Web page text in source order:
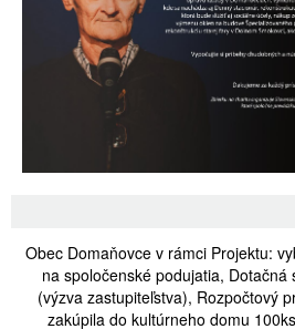
Obec Domaňovce v rámci Projektu:
na spoločenské podujatia,
(výzva zastupiteľstva), Rozpočtový
zakúpila do kultúrneho domu